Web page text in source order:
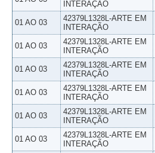
INTERAÇÃO
01 AO 03
42379L1328L-ARTE EM
INTERAÇÃO
01 AO 03
42379L1328L-ARTE EM
INTERAÇÃO
01 AO 03
42379L1328L-ARTE EM
INTERAÇÃO
01 AO 03
42379L1328L-ARTE EM
INTERAÇÃO
01 AO 03
42379L1328L-ARTE EM
INTERAÇÃO
01 AO 03
42379L1328L-ARTE EM
INTERAÇÃO